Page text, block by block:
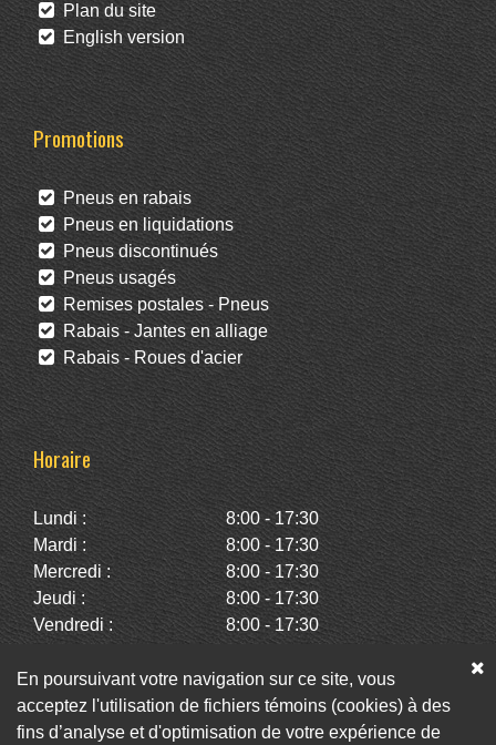
Plan du site
English version
Promotions
Pneus en rabais
Pneus en liquidations
Pneus discontinués
Pneus usagés
Remises postales - Pneus
Rabais - Jantes en alliage
Rabais - Roues d'acier
Horaire
Lundi :
8:00 - 17:30
Mardi :
8:00 - 17:30
Mercredi :
8:00 - 17:30
Jeudi :
8:00 - 17:30
Vendredi :
8:00 - 17:30
Dimanche :
Fermé
En poursuivant votre navigation sur ce site, vous
acceptez l'utilisation de fichiers témoins (cookies) à des
fins d’analyse et d'optimisation de votre expérience de